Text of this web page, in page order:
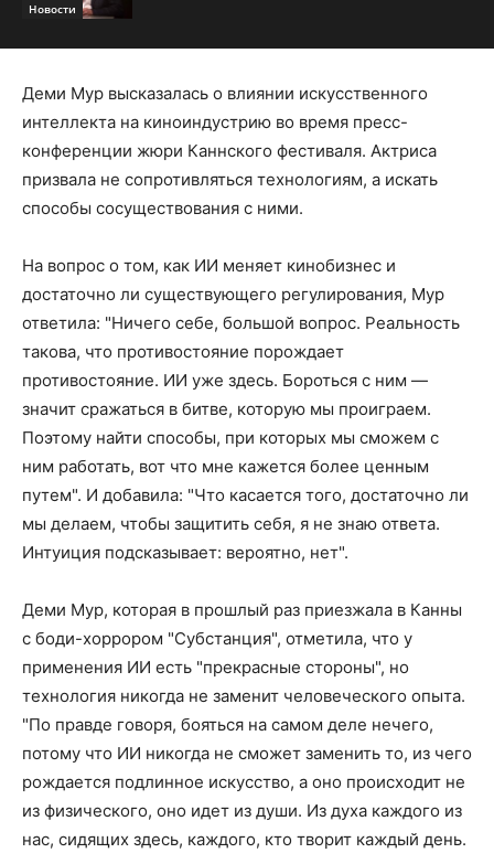
Новости
Деми Мур высказалась о влиянии искусственного
интеллекта на киноиндустрию во время пресс-
конференции жюри Каннского фестиваля. Актриса
призвала не сопротивляться технологиям, а искать
способы сосуществования с ними.
На вопрос о том, как ИИ меняет кинобизнес и
достаточно ли существующего регулирования, Мур
ответила: "Ничего себе, большой вопрос. Реальность
такова, что противостояние порождает
противостояние. ИИ уже здесь. Бороться с ним —
значит сражаться в битве, которую мы проиграем.
Поэтому найти способы, при которых мы сможем с
ним работать, вот что мне кажется более ценным
путем". И добавила: "Что касается того, достаточно ли
мы делаем, чтобы защитить себя, я не знаю ответа.
Интуиция подсказывает: вероятно, нет".
Деми Мур, которая в прошлый раз приезжала в Канны
с боди-хоррором "Субстанция", отметила, что у
применения ИИ есть "прекрасные стороны", но
технология никогда не заменит человеческого опыта.
"По правде говоря, бояться на самом деле нечего,
потому что ИИ никогда не сможет заменить то, из чего
рождается подлинное искусство, а оно происходит не
из физического, оно идет из души. Из духа каждого из
нас, сидящих здесь, каждого, кто творит каждый день.